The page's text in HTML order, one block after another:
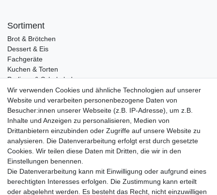
Sortiment
Brot & Brötchen
Dessert & Eis
Fachgeräte
Kuchen & Torten
Pralinen & Schokolade
Lebensmittel
Gutscheine
Informationen
Zahlungsarten
Versandkosten
Service
Rezepte
Newsletter
Blog
Wir verwenden Cookies und ähnliche Technologien auf unserer
Website und verarbeiten personenbezogene Daten von
Besucher:innen unserer Webseite (z.B. IP-Adresse), um z.B.
Inhalte und Anzeigen zu personalisieren, Medien von
Drittanbietern einzubinden oder Zugriffe auf unsere Website zu
analysieren. Die Datenverarbeitung erfolgt erst durch gesetzte
Cookies. Wir teilen diese Daten mit Dritten, die wir in den
Einstellungen benennen.
Die Datenverarbeitung kann mit Einwilligung oder aufgrund eines
berechtigten Interesses erfolgen. Die Zustimmung kann erteilt
oder abgelehnt werden. Es besteht das Recht, nicht einzuwilligen